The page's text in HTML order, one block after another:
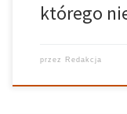
którego
przez Redakcja